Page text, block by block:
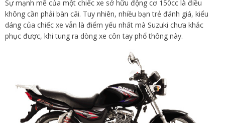
Sự mạnh mẽ của một chiếc xe sở hữu động cơ 150cc là điều
không cần phải bàn cãi. Tuy nhiên, nhiều bạn trẻ đánh giá, kiểu
dáng của chiếc xe vẫn là điểm yếu nhất mà Suzuki chưa khắc
phục được, khi tung ra dòng xe côn tay phổ thông này.